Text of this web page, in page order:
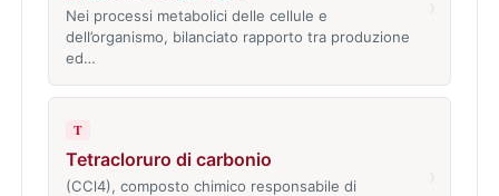
Nei processi metabolici delle cellule e
dell’organismo, bilanciato rapporto tra produzione
ed…
T
Tetracloruro di carbonio
(CCl4), composto chimico responsabile di